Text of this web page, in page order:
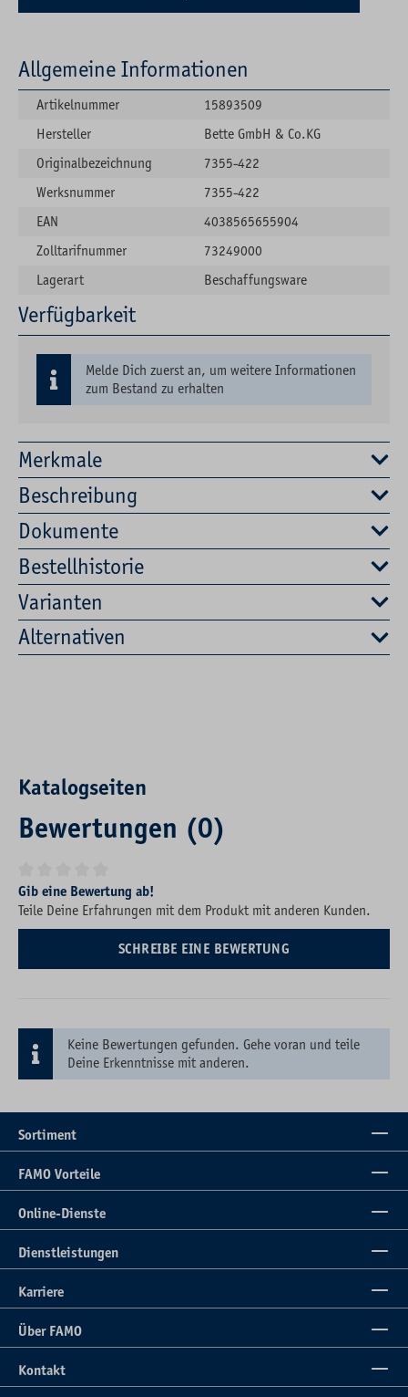
Merkmale
Beschreibung
Dokumente
Bestellhistorie
Varianten
Alternativen
Allgemeine Informationen
Artikelnummer
15893509
Hersteller
Bette GmbH & Co.KG
Originalbezeichnung
7355-422
Werksnummer
7355-422
EAN
4038565655904
Zolltarifnummer
73249000
Lagerart
Beschaffungsware
Verfügbarkeit
Melde Dich zuerst an, um weitere Informationen
zum Bestand zu erhalten
Katalogseiten
Bewertungen (0)
Durchschnittliche Bewertung von 0 von 5 Sternen
Gib eine Bewertung ab!
Teile Deine Erfahrungen mit dem Produkt mit anderen Kunden.
SCHREIBE EINE BEWERTUNG
Keine Bewertungen gefunden. Gehe voran und teile
Deine Erkenntnisse mit anderen.
Sortiment
FAMO Vorteile
Online-Dienste
Dienstleistungen
Karriere
Über FAMO
Kontakt